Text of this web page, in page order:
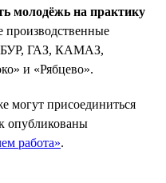
молодёжь на практику
ГАЗ, КАМАЗ,
и «Рябцево».
могут присоединиться
опубликованы
работа».